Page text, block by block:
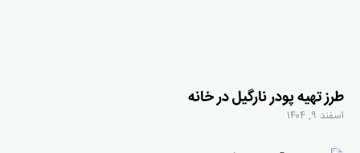
طرز تهیه پودر نارگیل در خانه
اسفند ۹, ۱۴۰۴